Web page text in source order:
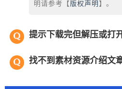
明请参考【 版权声明 】。
提示下载完但解压或打
找不到素材资源介绍文